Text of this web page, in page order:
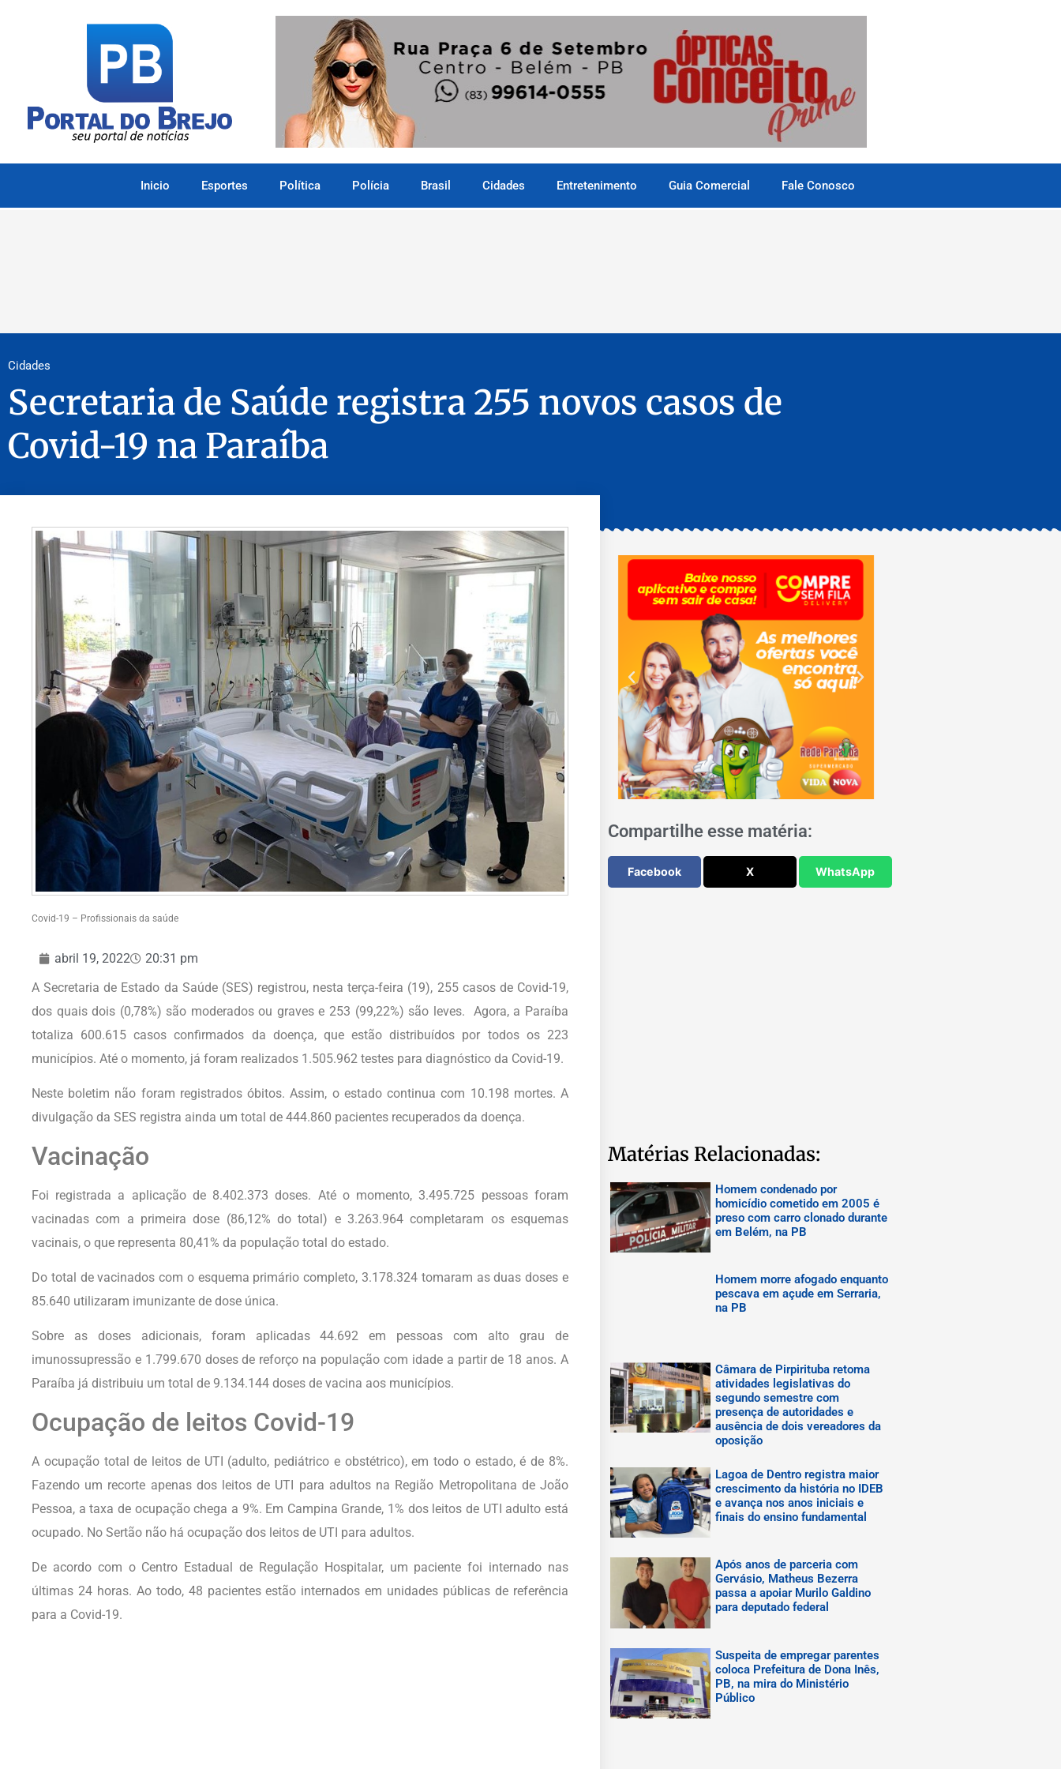
Inicio Esportes Política Polícia Brasil Cidades Entretenimento Guia Comercial Fale Conosco
Cidades
Secretaria de Saúde registra 255 novos casos de
Covid-19 na Paraíba
Covid-19 – Profissionais da saúde
abril 19, 2022
20:31 pm
A Secretaria de Estado da Saúde (SES) registrou, nesta terça-feira (19), 255 casos de Covid-19,
dos quais dois (0,78%) são moderados ou graves e 253 (99,22%) são leves. Agora, a Paraíba
totaliza 600.615 casos confirmados da doença, que estão distribuídos por todos os 223
municípios. Até o momento, já foram realizados 1.505.962 testes para diagnóstico da Covid-19.
Neste boletim não foram registrados óbitos. Assim, o estado continua com 10.198 mortes. A
divulgação da SES registra ainda um total de 444.860 pacientes recuperados da doença.
Vacinação
Foi registrada a aplicação de 8.402.373 doses. Até o momento, 3.495.725 pessoas foram
vacinadas com a primeira dose (86,12% do total) e 3.263.964 completaram os esquemas
vacinais, o que representa 80,41% da população total do estado.
Do total de vacinados com o esquema primário completo, 3.178.324 tomaram as duas doses e
85.640 utilizaram imunizante de dose única.
Sobre as doses adicionais, foram aplicadas 44.692 em pessoas com alto grau de
imunossupressão e 1.799.670 doses de reforço na população com idade a partir de 18 anos. A
Paraíba já distribuiu um total de 9.134.144 doses de vacina aos municípios.
Ocupação de leitos Covid-19
A ocupação total de leitos de UTI (adulto, pediátrico e obstétrico), em todo o estado, é de 8%.
Fazendo um recorte apenas dos leitos de UTI para adultos na Região Metropolitana de João
Pessoa, a taxa de ocupação chega a 9%. Em Campina Grande, 1% dos leitos de UTI adulto está
ocupado. No Sertão não há ocupação dos leitos de UTI para adultos.
De acordo com o Centro Estadual de Regulação Hospitalar, um paciente foi internado nas
últimas 24 horas. Ao todo, 48 pacientes estão internados em unidades públicas de referência
para a Covid-19.
Compartilhe esse matéria:
Facebook X WhatsApp
Matérias Relacionadas:
Homem condenado por
homicídio cometido em 2005 é
preso com carro clonado durante
em Belém, na PB
Homem morre afogado enquanto
pescava em açude em Serraria,
na PB
Câmara de Pirpirituba retoma
atividades legislativas do
segundo semestre com
presença de autoridades e
ausência de dois vereadores da
oposição
Lagoa de Dentro registra maior
crescimento da história no IDEB
e avança nos anos iniciais e
finais do ensino fundamental
Após anos de parceria com
Gervásio, Matheus Bezerra
passa a apoiar Murilo Galdino
para deputado federal
Suspeita de empregar parentes
coloca Prefeitura de Dona Inês,
PB, na mira do Ministério
Público